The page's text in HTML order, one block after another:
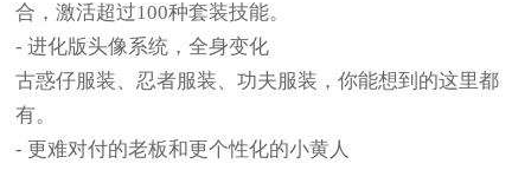
合，激活超过100种套装技能。
- 进化版头像系统，全身变化
古惑仔服装、忍者服装、功夫服装，你能想到的这里都
有。
- 更难对付的老板和更个性化的小黄人